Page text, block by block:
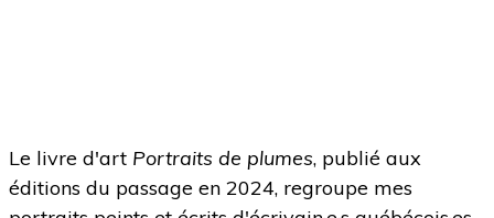
Le livre d'art Portraits de plumes, publié aux
éditions du passage en 2024, regroupe mes